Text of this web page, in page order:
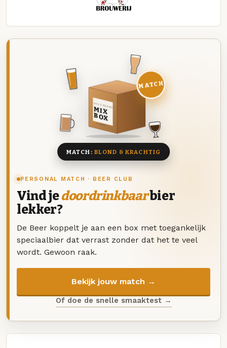
PERSONAL MATCH · BEER CLUB
Vind jedoordrinkbaarbier
lekker?
De Beer koppelt je aan een box met toegankelijk
speciaalbier dat verrast zonder dat het te veel
wordt. Gewoon raak.
Bekijk jouw match →
Of doe de snelle smaaktest →
DEZE MAAND
MIX
BOX
8 BIEREN
MATCH
MATCH: BLOND & KRACHTIG